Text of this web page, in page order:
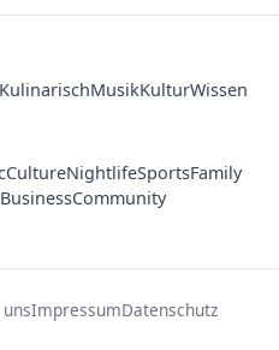
KulinarischMusikKulturWissen
CultureNightlifeSportsFamily
BusinessCommunity
ImpressumDatenschutz